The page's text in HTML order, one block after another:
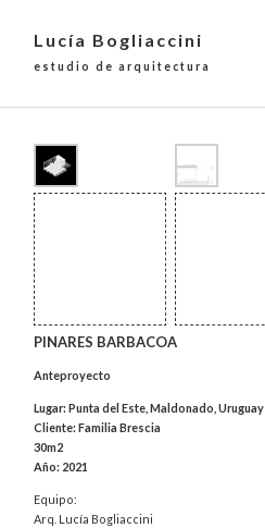
Lucía Bogliaccini
estudio de arquitectura
PINARES BARBACOA
Anteproyecto
Lugar: Punta del Este, Maldonado, Uruguay
Cliente: Familia Brescia
30m2
Año: 2021
Equipo:
Arq. Lucía Bogliaccini